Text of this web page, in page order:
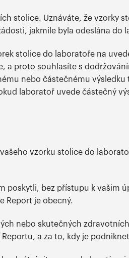
stolice. Uznáváte, že vzorky
jakmile byla odeslána do
stolice do laboratoře na
a proto souhlasíte s
nebo částečnému výsledku
laboratoř uvede částečný
vzorku stolice do
poskytli, bez přístupu k vašim
Report je obecný.
nebo skutečných
a za to, kdy je